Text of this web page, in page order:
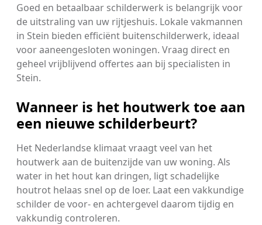
Goed en betaalbaar schilderwerk is belangrijk voor
de uitstraling van uw rijtjeshuis. Lokale vakmannen
in Stein bieden efficiënt buitenschilderwerk, ideaal
voor aaneengesloten woningen. Vraag direct en
geheel vrijblijvend offertes aan bij specialisten in
Stein.
Wanneer is het houtwerk toe aan
een nieuwe schilderbeurt?
Het Nederlandse klimaat vraagt veel van het
houtwerk aan de buitenzijde van uw woning. Als
water in het hout kan dringen, ligt schadelijke
houtrot helaas snel op de loer. Laat een vakkundige
schilder de voor- en achtergevel daarom tijdig en
vakkundig controleren.